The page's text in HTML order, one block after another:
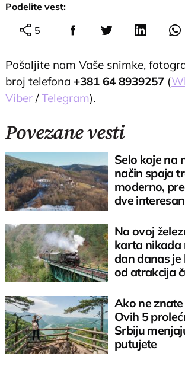
Podelite vest:
5
Pošaljite nam Vaše snimke,
broj telefona +381 64 8939257 (
Viber /Telegram).
Povezane vesti
Selo koje na
način spaja
moderno,
dve
Na ovoj
karta nikada
dan danas je
od atrakcija
Ako ne
Ovih 5
Srbiju
putujete